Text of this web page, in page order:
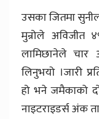
उसका जितमा
मुन्रोले अविजीत
लामिछानेले
लिनुभयो ।जारी
हो भने जमैकाको
नाइटराइडर्स अंक